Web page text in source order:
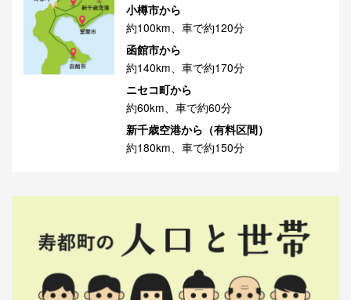
小樽市から
約100km、車で約120分
函館市から
約140km、車で約170分
ニセコ町から
約60km、車で約60分
新千歳空港から（有料区間）
約180km、車で約150分